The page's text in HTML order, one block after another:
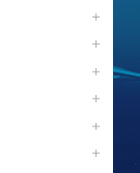





